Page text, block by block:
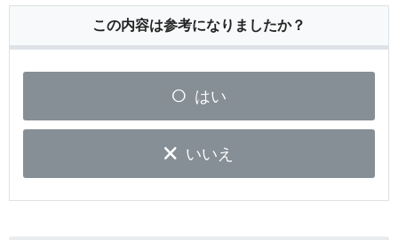
この内容は参考になりましたか？
はい
いいえ